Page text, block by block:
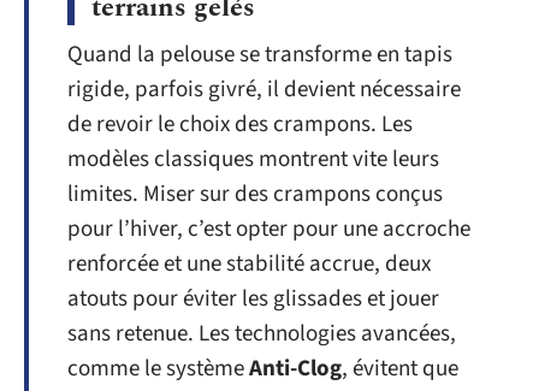
Quand la pelouse se transforme en tapis
rigide, parfois givré, il devient nécessaire
de revoir le choix des crampons. Les
modèles classiques montrent vite leurs
limites. Miser sur des crampons conçus
pour l’hiver, c’est opter pour une accroche
renforcée et une stabilité accrue, deux
atouts pour éviter les glissades et jouer
sans retenue. Les technologies avancées,
comme le systèmeAnti-Clog, évitent que